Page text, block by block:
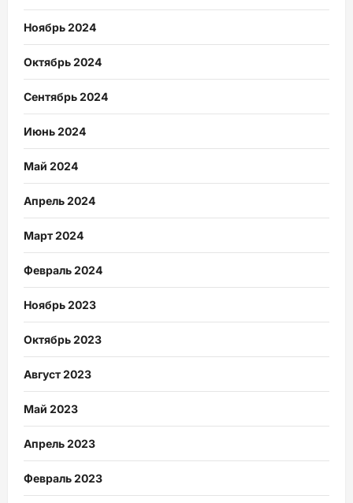
Ноябрь 2024
Октябрь 2024
Сентябрь 2024
Июнь 2024
Май 2024
Апрель 2024
Март 2024
Февраль 2024
Ноябрь 2023
Октябрь 2023
Август 2023
Май 2023
Апрель 2023
Февраль 2023